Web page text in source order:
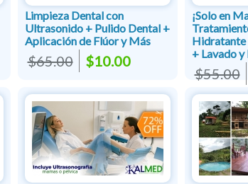
Limpieza Dental con
Ultrasonido + Pulido Dental +
Aplicación de Flúor y Más
$65.00 $10.00
¡Solo en
Hidratante
+ Lavado y
$55.00